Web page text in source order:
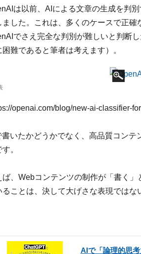
は以前、AIによる文章の生成を判
ました。これは、多くのケースで正
でさえ完全な判別が難しいと判断
難であると筆者は考えます）。
openai.com/blog/new-ai-classifier-
いたかどうかでなく、高品質コン
。
ば、Webコンテンツの制作が「書く
ることは、決して大げさな表現ではな
AIで「論理的思